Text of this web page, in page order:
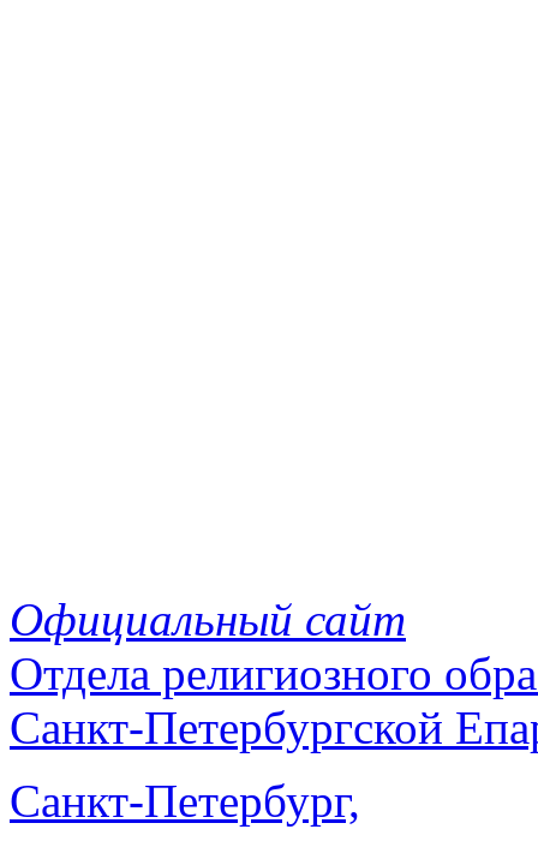
Официальный сайт
Отдела религиозного
Санкт-Петербургской
Санкт-Петербург,